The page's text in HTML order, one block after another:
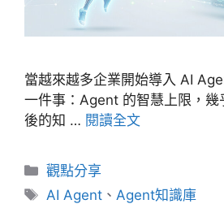
當越來越多企業開始導入 AI
一件事：Agent 的智慧上限，幾
後的知 … 閱讀全文
分
類
觀點分享
標
AI Agent 、 Agent知識庫